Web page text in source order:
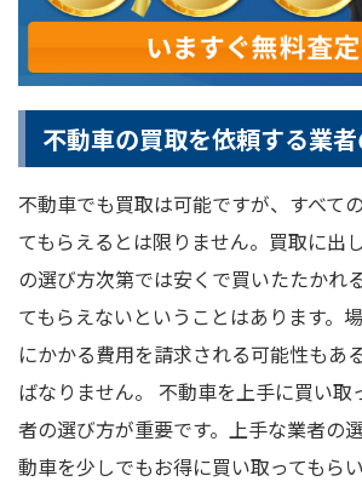
不動車の買取を依頼する業
不動車でも買取は可能ですが、すべて
てもらえるとは限りません。買取に出
の選び方次第では安くで買いたたかれ
てもらえないということはあります。
にかかる費用を請求される可能性もあ
ばなりません。 不動車を上手に買い取
者の選び方が重要です。上手な業者の
動車を少しでもお得に買い取ってもらい